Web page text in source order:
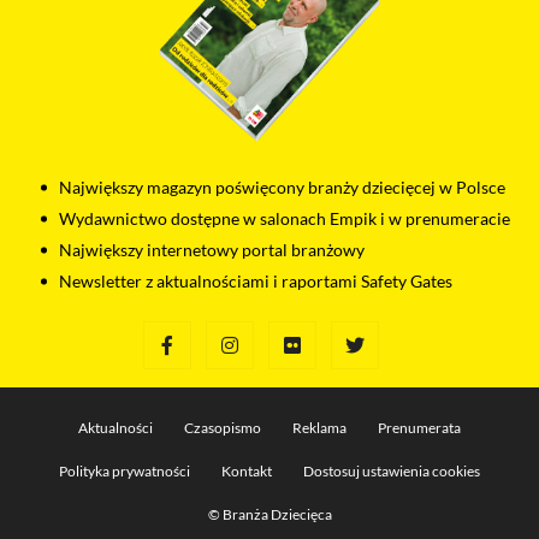
Największy magazyn poświęcony branży dziecięcej w Polsce
Wydawnictwo dostępne w salonach Empik i w prenumeracie
Największy internetowy portal branżowy
Newsletter z aktualnościami i raportami Safety Gates
© Branża Dziecięca
Aktualności Czasopismo Reklama Prenumerata
Polityka prywatności Kontakt Dostosuj ustawienia cookies